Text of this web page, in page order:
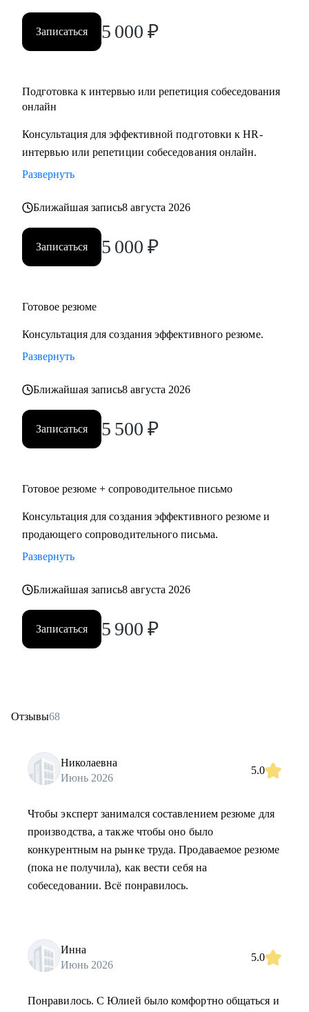
Записаться 5 000 ₽
Подготовка к интервью или репетиция собеседования
онлайн
Консультация для эффективной подготовки к HR-
интервью или репетиции собеседования онлайн.
Развернуть
Ближайшая запись8 августа 2026
Записаться 5 000 ₽
Готовое резюме
Консультация для создания эффективного резюме.
Развернуть
Ближайшая запись8 августа 2026
Записаться 5 500 ₽
Готовое резюме + сопроводительное письмо
Консультация для создания эффективного резюме и
продающего сопроводительного письма.
Развернуть
Ближайшая запись8 августа 2026
Записаться 5 900 ₽
Отзывы68
Николаевна
Июнь 2026
5.0
Чтобы эксперт занимался составлением резюме для
производства, а также чтобы оно было
конкурентным на рынке труда. Продаваемое резюме
(пока не получила), как вести себя на
собеседовании. Всё понравилось.
Инна
Июнь 2026
5.0
Понравилось. С Юлией было комфортно общаться и